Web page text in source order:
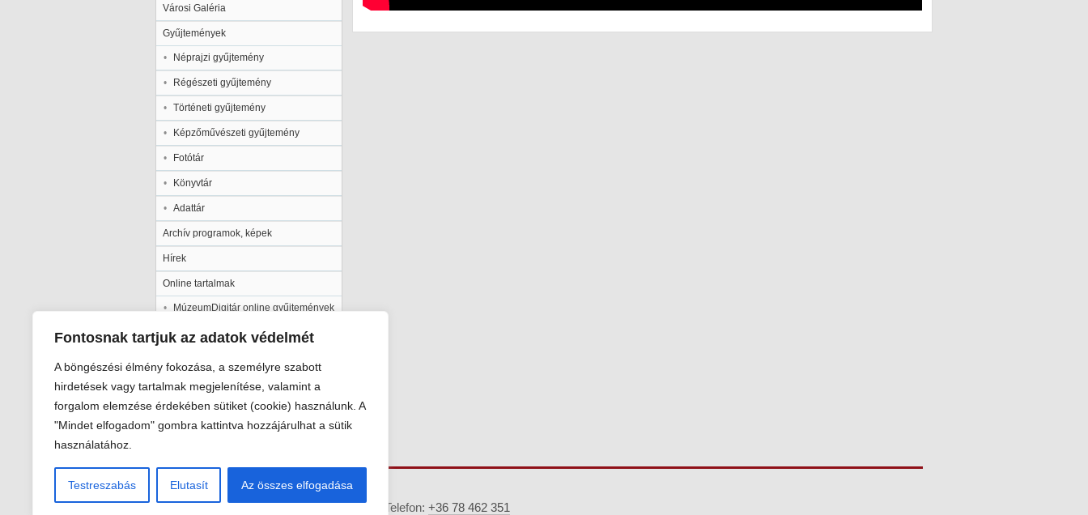
Fontosnak tartjuk az adatok védelmét
A böngészési élmény fokozása, a személyre szabott
hirdetések vagy tartalmak megjelenítése, valamint a
forgalom elemzése érdekében sütiket (cookie) használunk. A
"Mindet elfogadom" gombra kattintva hozzájárulhat a sütik
használatához.
Testreszabás Elutasít Az összes elfogadása
Városi Galéria
Gyűjtemények
Néprajzi gyűjtemény
Régészeti gyűjtemény
Történeti gyűjtemény
Képzőművészeti gyűjtemény
Fotótár
Könyvtár
Adattár
Archív programok, képek
Hírek
Online tartalmak
MúzeumDigitár online gyűjtemények
Kalocsai Települési Értéktár
Múzeumpedagógia
Pályázatok
Galéria
Viski Károly Múzeum Kalocsa
6300 Kalocsa, Szent István király út 25. · Telefon: +36 78 462 351